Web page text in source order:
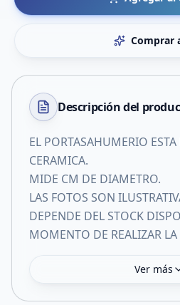
Comprar
Descripción del
EL PORTASAHUMERIO
CERAMICA.
MIDE CM DE DIAMETRO.
LAS FOTOS SON
DEPENDE DEL STOCK
MOMENTO DE REALIZAR
Ver más